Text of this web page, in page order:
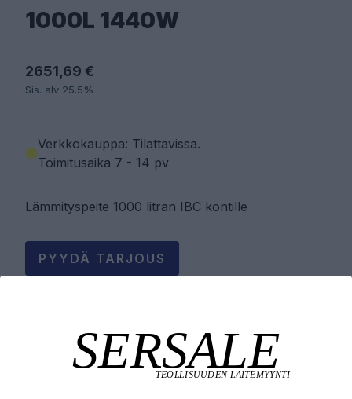
1000L 1440W
2651,69 €
Sis. alv 25.5%
Verkkokauppa: Tilattavissa.
Toimitusaika 7 - 14 pv
Lämmityspeite 1000 litran IBC kontille
PYYDÄ TARJOUS